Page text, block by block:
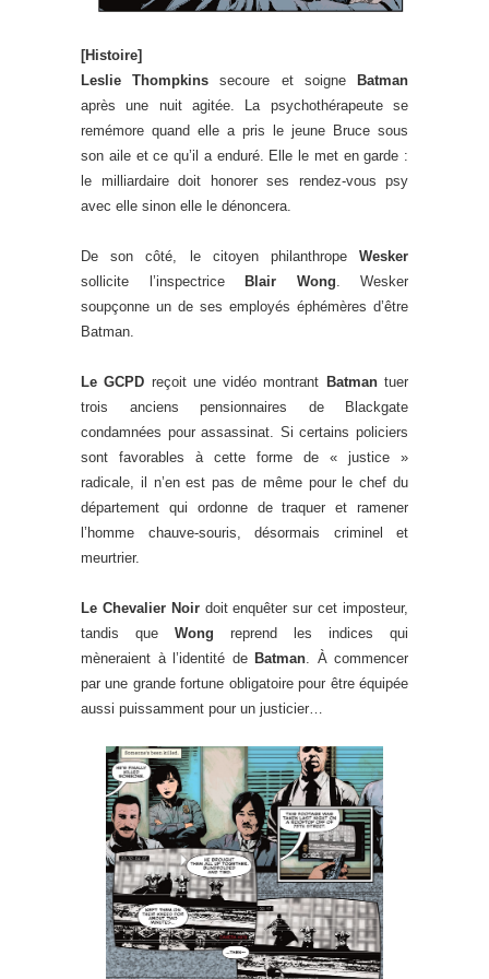
[Histoire]
Leslie Thompkins secoure et soigne
Batman
après une nuit agitée. La psychothérapeute se
remémore quand elle a pris le jeune Bruce sous
son aile et ce qu’il a enduré. Elle le met en garde :
le milliardaire doit honorer ses rendez-vous psy
avec elle sinon elle le dénoncera.
De son côté, le citoyen philanthrope Wesker
sollicite l’inspectrice
Blair Wong . Wesker
soupçonne un de ses employés éphémères d’être
Batman.
Le GCPD reçoit une vidéo montrant Batmantuer
trois anciens pensionnaires de Blackgate
condamnées pour assassinat. Si certains policiers
sont favorables à cette forme de « justice »
radicale, il n’en est pas de même pour le chef du
département qui ordonne de traquer et ramener
l’homme chauve-souris, désormais criminel et
meurtrier.
Le Chevalier Noirdoit enquêter sur cet imposteur,
tandis que Wong reprend les indices qui
mèneraient à l’identité de Batman . À commencer
par une grande fortune obligatoire pour être équipée
aussi puissamment pour un justicier…